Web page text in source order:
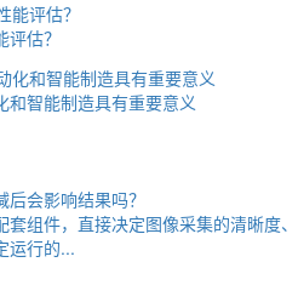
估？
和智能制造具有重要意义
会影响结果吗？
组件，直接决定图像采集的清晰度、
运行的...